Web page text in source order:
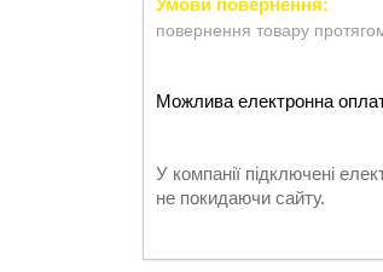
повернення товару
У компанії підключені
не покидаючи сайту.